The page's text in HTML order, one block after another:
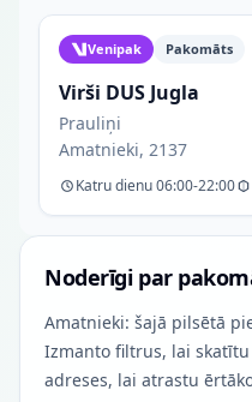
Venipak Pakomāts
Virši DUS Jugla
Prauliņi
Amatnieki, 2137
Katru dienu 06:00-22:00
Noderīgi par
Amatnieki: šajā pilsētā
Izmanto filtrus, lai
adreses, lai atrastu